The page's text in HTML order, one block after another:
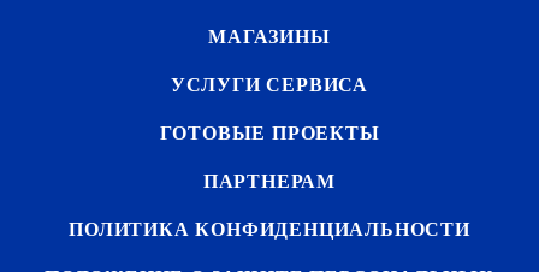
МАГАЗИНЫ
УСЛУГИ СЕРВИСА
ГОТОВЫЕ ПРОЕКТЫ
ПАРТНЕРАМ
ПОЛИТИКА КОНФИДЕНЦИАЛЬНОСТИ